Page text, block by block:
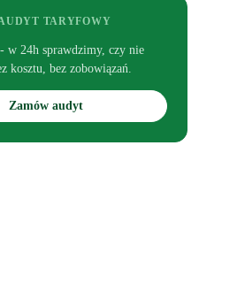
TARYFOWY
w 24h sprawdzimy, czy nie
kosztu, bez zobowiązań.
Zamów audyt